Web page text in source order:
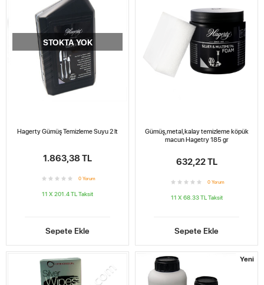
STOKTA YOK
Hagerty Gümüş Temizleme Suyu 2 lt
1.863,38 TL
0 Yorum
11 X 201.4 TL Taksit
Sepete Ekle
Gümüş,metal,kalay temizleme köpük
macun Hagetry 185 gr
632,22 TL
0 Yorum
11 X 68.33 TL Taksit
Sepete Ekle
Yeni